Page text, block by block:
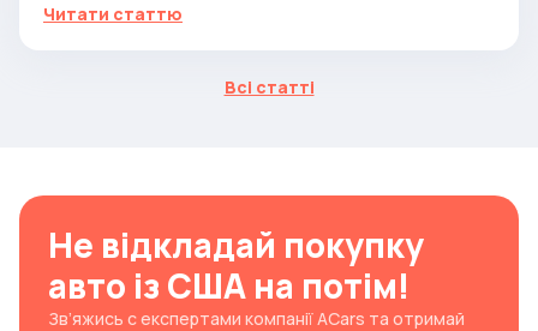
Читати статтю
Всі статті
Не відкладай покупку
авто із США на потім!
Зв’яжись с експертами компанії ACars та отримай